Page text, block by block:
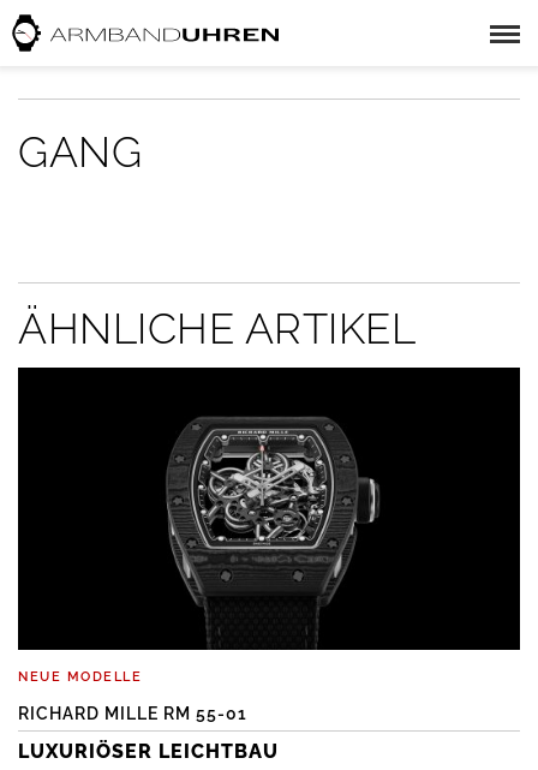
GANG
ÄHNLICHE ARTIKEL
NEUE MODELLE
RICHARD MILLE RM 55-01
LUXURIÖSER LEICHTBAU